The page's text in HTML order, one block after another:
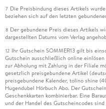
7 Die Preisbindung dieses Artikels
beziehen sich auf den letzten
8 Der gebundene Preis dieses Artikels
dargestellten Datums vom Verlag
12 Ihr Gutschein SOMMER13 gilt bis
Gutschein ausschließlich online
zur Abholung mit Zahlung in der Filiale
gesetzlich preisgebundene Artikel
preisgebundene Kalender, tolino shine
Hugendubel Hörbuch Abo. Der
Geschenkkarten kombinierbar. Eine
und der Handel des Gutscheincodes